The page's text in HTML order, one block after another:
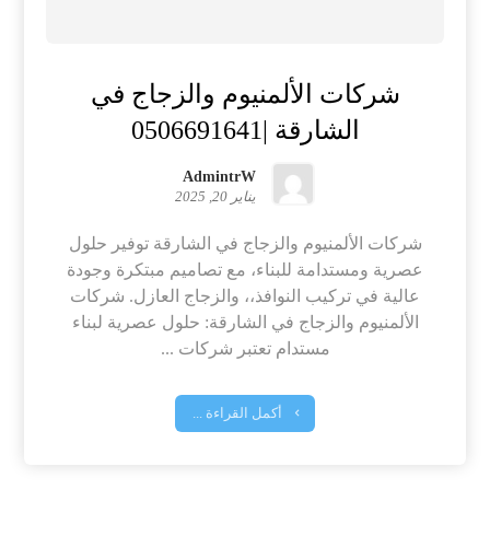
شركات الألمنيوم والزجاج في
الشارقة |0506691641
AdmintrW
يناير 20, 2025
شركات الألمنيوم والزجاج في الشارقة توفير حلول
عصرية ومستدامة للبناء، مع تصاميم مبتكرة وجودة
عالية في تركيب النوافذ،، والزجاج العازل. شركات
الألمنيوم والزجاج في الشارقة: حلول عصرية لبناء
مستدام تعتبر شركات ...
أكمل القراءة ...